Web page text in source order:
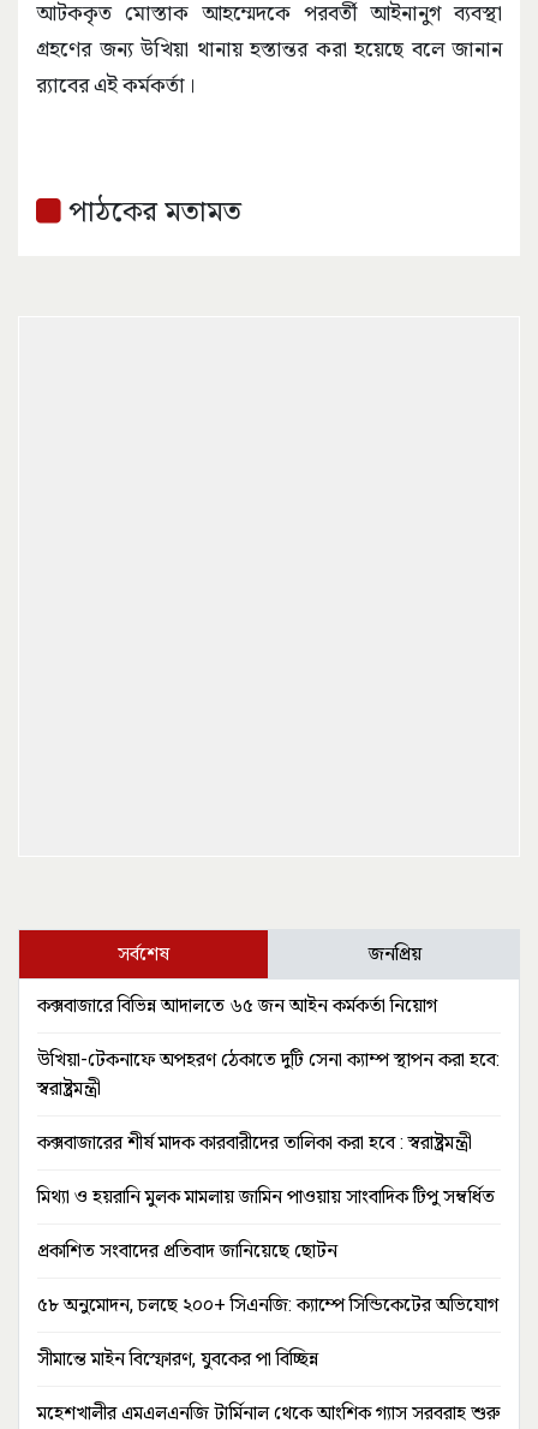
আটককৃত মোস্তাক আহম্মেদকে পরবর্তী আইনানুগ ব্যবস্থা
গ্রহণের জন্য উখিয়া থানায় হস্তান্তর করা হয়েছে বলে জানান
র‌্যাবের এই কর্মকর্তা।
পাঠকের মতামত
সর্বশেষ জনপ্রিয়
কক্সবাজারে বিভিন্ন আদালতে ৬৫ জন আইন কর্মকর্তা নিয়োগ
উখিয়া-টেকনাফে অপহরণ ঠেকাতে দুটি সেনা ক্যাম্প স্থাপন করা হবে:
স্বরাষ্ট্রমন্ত্রী
কক্সবাজারের শীর্ষ মাদক কারবারীদের তালিকা করা হবে : স্বরাষ্ট্রমন্ত্রী
মিথ্যা ও হয়রানি মুলক মামলায় জামিন পাওয়ায় সাংবাদিক টিপু সম্বর্ধিত
প্রকাশিত সংবাদের প্রতিবাদ জানিয়েছে ছোটন
৫৮ অনুমোদন, চলছে ২০০+ সিএনজি: ক্যাম্পে সিন্ডিকেটের অভিযোগ
সীমান্তে মাইন বিস্ফোরণ, যুবকের পা বিচ্ছিন্ন
মহেশখালীর এমএলএনজি টার্মিনাল থেকে আংশিক গ্যাস সরবরাহ শুরু